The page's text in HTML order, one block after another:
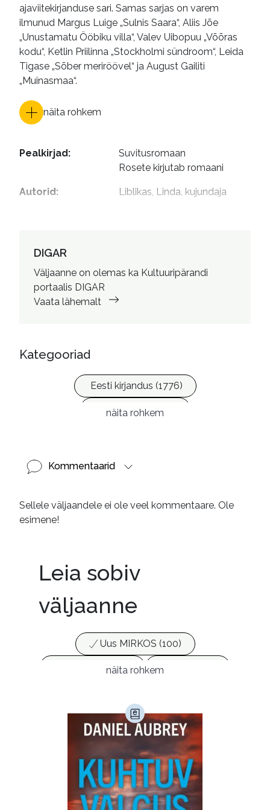
ajaviitekirjanduse sari. Samas sarjas on varem
ilmunud Margus Luige „Sulnis Saara“, Aliis Jõe
„Unustamatu Ööbiku villa“, Valev Uibopuu „Võõras
kodu“, Ketlin Priilinna „Stockholmi sündroom“, Leida
Tigase „Sõber meriröövel“ ja August Gailiti
„Muinasmaa“.
näita rohkem
Pealkirjad:
Suvitusromaan
Rosete kirjutab romaani
Autorid: Liblikas, Linda, kujundaja
DIGAR
Väljaanne on olemas ka Kultuuripärandi
portaalis DIGAR
Vaata lähemalt
Kategooriad
Eesti kirjandus (1776)
Ilukirjandus (4256)
näita rohkem
Kommentaarid
Sellele väljaandele ei ole veel kommentaare. Ole
esimene!
Leia sobiv
väljaanne
Uus MIRKOS (100)
Populaarsed (25)
Ajakirjad (17)
Armastusromaanid (294)
Audioperioodika
Biograafiad (229)
Eesti kirjandus (1776)
Ettevõtlus (30)
näita rohkem